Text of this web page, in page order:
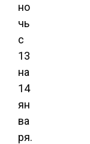
но
чь
с
13
на
14
ян
ва
ря.